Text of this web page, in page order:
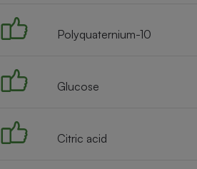
Polyquaternium-10
Glucose
Citric acid